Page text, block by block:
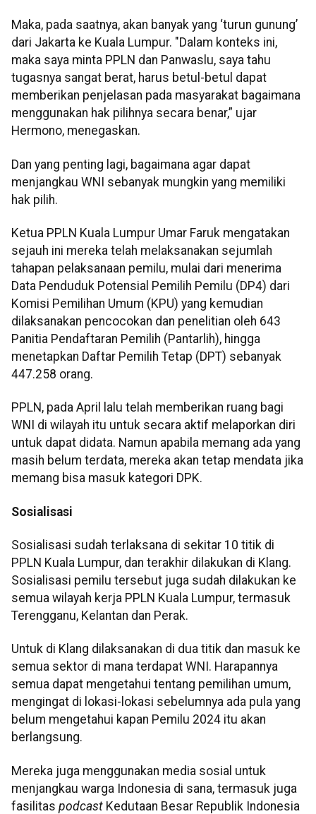
Maka, pada saatnya, akan banyak yang ‘turun gunung’
dari Jakarta ke Kuala Lumpur. "Dalam konteks ini,
maka saya minta PPLN dan Panwaslu, saya tahu
tugasnya sangat berat, harus betul-betul dapat
memberikan penjelasan pada masyarakat bagaimana
menggunakan hak pilihnya secara benar,” ujar
Hermono, menegaskan.
Dan yang penting lagi, bagaimana agar dapat
menjangkau WNI sebanyak mungkin yang memiliki
hak pilih.
Ketua PPLN Kuala Lumpur Umar Faruk mengatakan
sejauh ini mereka telah melaksanakan sejumlah
tahapan pelaksanaan pemilu, mulai dari menerima
Data Penduduk Potensial Pemilih Pemilu (DP4) dari
Komisi Pemilihan Umum (KPU) yang kemudian
dilaksanakan pencocokan dan penelitian oleh 643
Panitia Pendaftaran Pemilih (Pantarlih), hingga
menetapkan Daftar Pemilih Tetap (DPT) sebanyak
447.258 orang.
PPLN, pada April lalu telah memberikan ruang bagi
WNI di wilayah itu untuk secara aktif melaporkan diri
untuk dapat didata. Namun apabila memang ada yang
masih belum terdata, mereka akan tetap mendata jika
memang bisa masuk kategori DPK.
Sosialisasi
Sosialisasi sudah terlaksana di sekitar 10 titik di
PPLN Kuala Lumpur, dan terakhir dilakukan di Klang.
Sosialisasi pemilu tersebut juga sudah dilakukan ke
semua wilayah kerja PPLN Kuala Lumpur, termasuk
Terengganu, Kelantan dan Perak.
Untuk di Klang dilaksanakan di dua titik dan masuk ke
semua sektor di mana terdapat WNI. Harapannya
semua dapat mengetahui tentang pemilihan umum,
mengingat di lokasi-lokasi sebelumnya ada pula yang
belum mengetahui kapan Pemilu 2024 itu akan
berlangsung.
Mereka juga menggunakan media sosial untuk
menjangkau warga Indonesia di sana, termasuk juga
fasilitas podcast Kedutaan Besar Republik Indonesia